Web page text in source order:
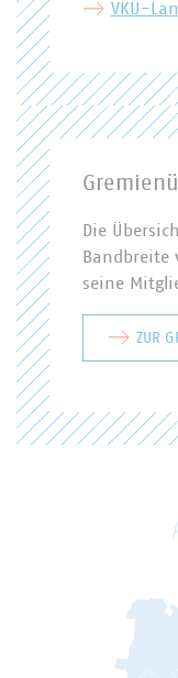
VKU-
Die
Bandbreite
seine
ZUR